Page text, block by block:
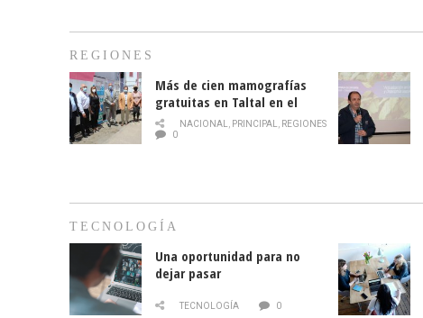
REGIONES
Más de cien mamografías
gratuitas en Taltal en el
mes de la prevención del
cáncer de mama
NACIONAL, PRINCIPAL, REGIONES
0
TECNOLOGÍA
Una oportunidad para no
dejar pasar
TECNOLOGÍA 0